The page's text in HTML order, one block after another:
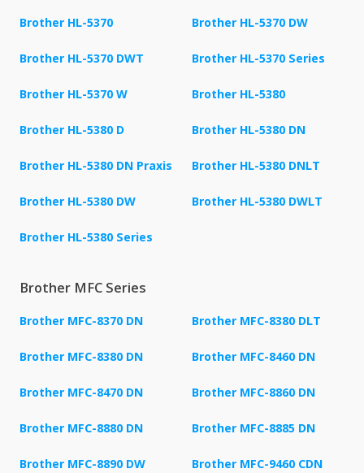
Brother HL-5370 Brother HL-5370 DW
Brother HL-5370 DWT Brother HL-5370 Series
Brother HL-5370 W Brother HL-5380
Brother HL-5380 D Brother HL-5380 DN
Brother HL-5380 DN Praxis Brother HL-5380 DNLT
Brother HL-5380 DW Brother HL-5380 DWLT
Brother HL-5380 Series
Brother MFC Series
Brother MFC-8370 DN Brother MFC-8380 DLT
Brother MFC-8380 DN Brother MFC-8460 DN
Brother MFC-8470 DN Brother MFC-8860 DN
Brother MFC-8880 DN Brother MFC-8885 DN
Brother MFC-8890 DW Brother MFC-9460 CDN